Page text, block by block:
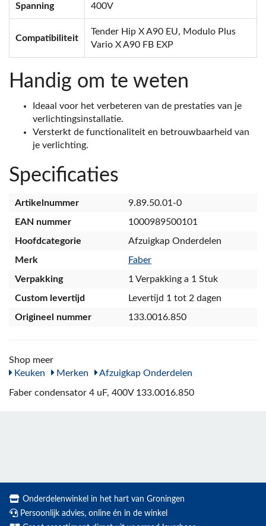
Spanning 400V
Compatibiliteit
Tender Hip X A90 EU, Modulo Plus
Vario X A90 FB EXP
Handig om te weten
Ideaal voor het verbeteren van de prestaties van je
verlichtingsinstallatie.
Versterkt de functionaliteit en betrouwbaarheid van
je verlichting.
Specificaties
Artikelnummer
9.89.50.01-0
EAN nummer
1000989500101
Hoofdcategorie
Afzuigkap Onderdelen
Merk
Faber
Verpakking
1 Verpakking a 1 Stuk
Custom levertijd
Levertijd 1 tot 2 dagen
Origineel nummer
133.0016.850
Shop meer
Keuken
Merken Afzuigkap Onderdelen
Faber condensator 4 uF, 400V 133.0016.850
Onderdelenwinkel in het hart van Groningen
Persoonlijk advies, online én in de winkel